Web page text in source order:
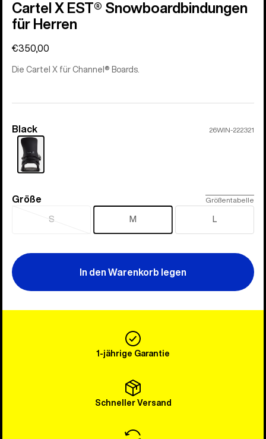
Cartel X EST® Snowboardbindungen
für Herren
€350,00
Die Cartel X für Channel® Boards.
Farbe
Black 26WIN-222321
Größe
Größe Größentabelle
S
Ausverkauft
M L
In den Warenkorb legen
1-jährige Garantie
Schneller Versand